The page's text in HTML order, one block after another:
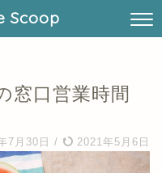
Scoop
窓口営業時間
7月30日 / 2021年5月6日